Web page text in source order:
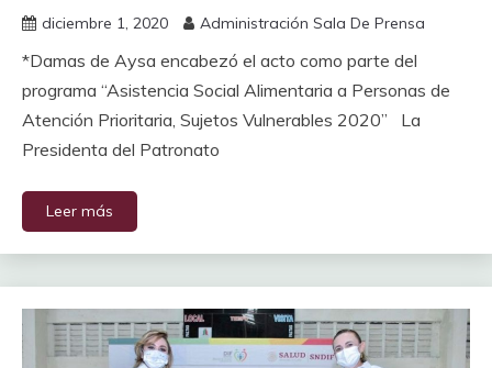
diciembre 1, 2020 Administración Sala De Prensa
*Damas de Aysa encabezó el acto como parte del
programa “Asistencia Social Alimentaria a Personas de
Atención Prioritaria, Sujetos Vulnerables 2020” La
Presidenta del Patronato
Leer más